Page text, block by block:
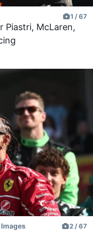
1 / 67
Piastri, McLaren,
2 / 67